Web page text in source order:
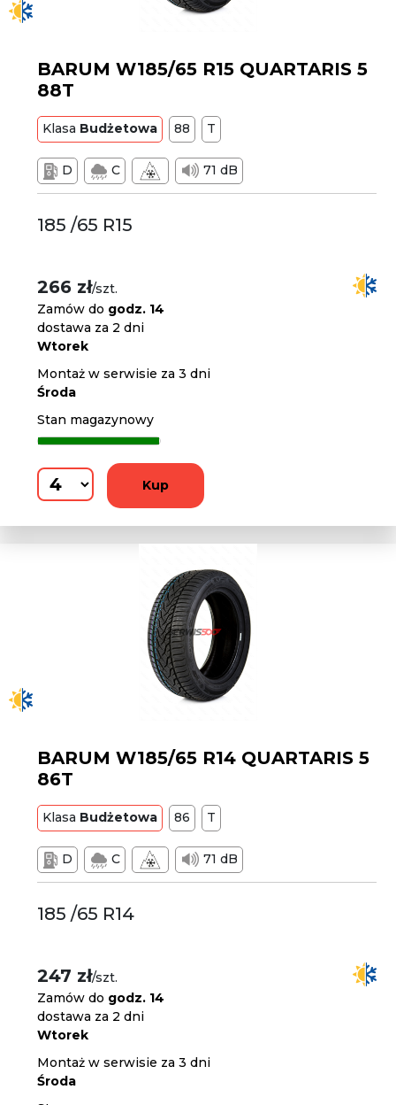
BARUM W185/65 R15 QUARTARIS 5
88T
Klasa Budżetowa 88 T
D C 71 dB
185 /65 R15
266 zł/szt.
Zamów do godz. 14
dostawa za 2 dni
Wtorek
Montaż w serwisie za 3 dni
Środa
Stan magazynowy
Kup
BARUM W185/65 R14 QUARTARIS 5
86T
Klasa Budżetowa 86 T
D C 71 dB
185 /65 R14
247 zł/szt.
Zamów do godz. 14
dostawa za 2 dni
Wtorek
Montaż w serwisie za 3 dni
Środa